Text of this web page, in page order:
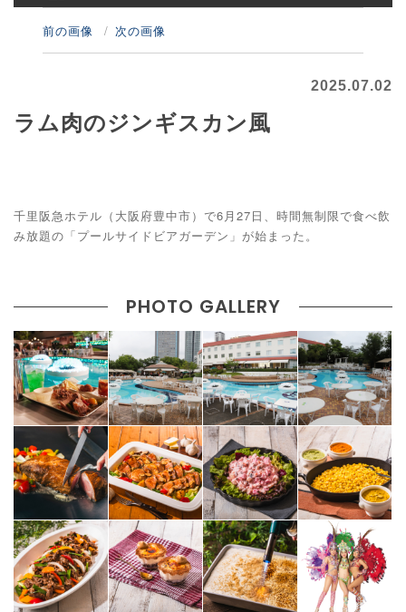
前の画像 次の画像
2025.07.02
ラム肉のジンギスカン風
千里阪急ホテル（大阪府豊中市）で6月27日、時間無制限で食べ飲
み放題の「プールサイドビアガーデン」が始まった。
PHOTO GALLERY